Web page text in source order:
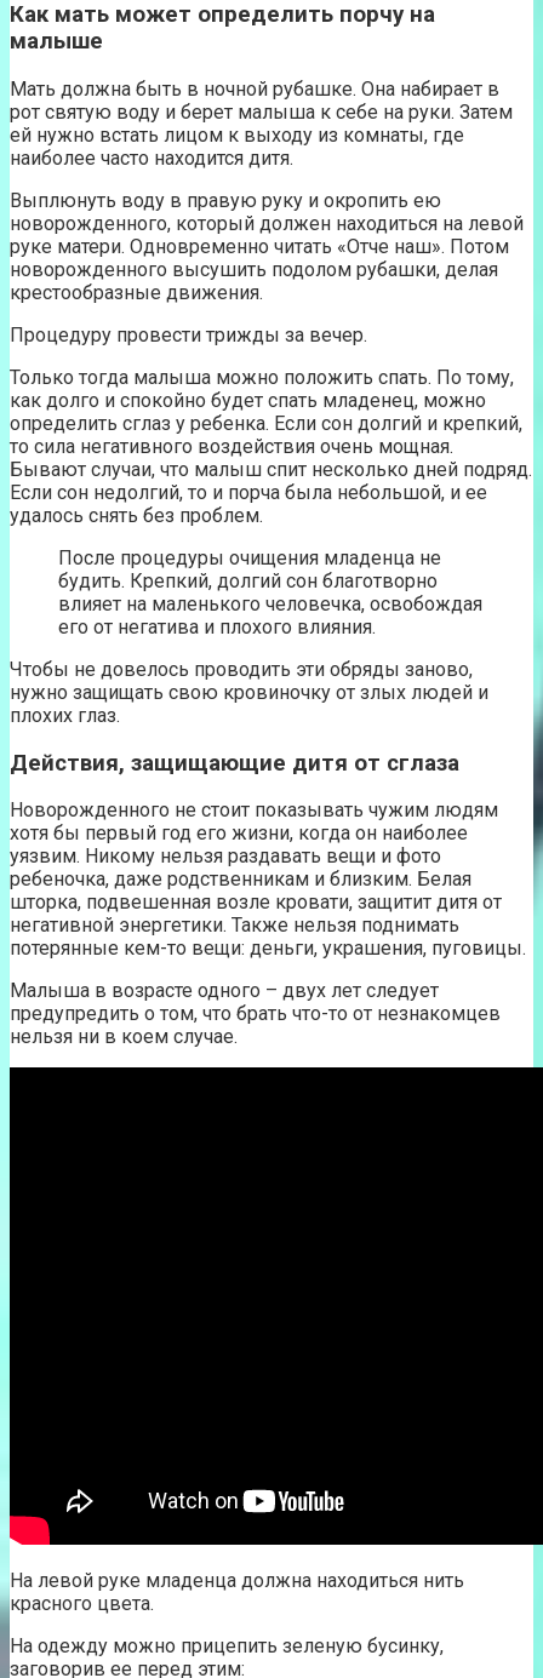
Как мать может определить порчу на
малыше
Мать должна быть в ночной рубашке. Она набирает в
рот святую воду и берет малыша к себе на руки. Затем
ей нужно встать лицом к выходу из комнаты, где
наиболее часто находится дитя.
Выплюнуть воду в правую руку и окропить ею
новорожденного, который должен находиться на левой
руке матери. Одновременно читать «Отче наш». Потом
новорожденного высушить подолом рубашки, делая
крестообразные движения.
Процедуру провести трижды за вечер.
Только тогда малыша можно положить спать. По тому,
как долго и спокойно будет спать младенец, можно
определить сглаз у ребенка. Если сон долгий и крепкий,
то сила негативного воздействия очень мощная.
Бывают случаи, что малыш спит несколько дней подряд.
Если сон недолгий, то и порча была небольшой, и ее
удалось снять без проблем.
После процедуры очищения младенца не
будить. Крепкий, долгий сон благотворно
влияет на маленького человечка, освобождая
его от негатива и плохого влияния.
Чтобы не довелось проводить эти обряды заново,
нужно защищать свою кровиночку от злых людей и
плохих глаз.
Действия, защищающие дитя от сглаза
Новорожденного не стоит показывать чужим людям
хотя бы первый год его жизни, когда он наиболее
уязвим. Никому нельзя раздавать вещи и фото
ребеночка, даже родственникам и близким. Белая
шторка, подвешенная возле кровати, защитит дитя от
негативной энергетики. Также нельзя поднимать
потерянные кем-то вещи: деньги, украшения, пуговицы.
Малыша в возрасте одного – двух лет следует
предупредить о том, что брать что-то от незнакомцев
нельзя ни в коем случае.
На левой руке младенца должна находиться нить
красного цвета.
На одежду можно прицепить зеленую бусинку,
заговорив ее перед этим: